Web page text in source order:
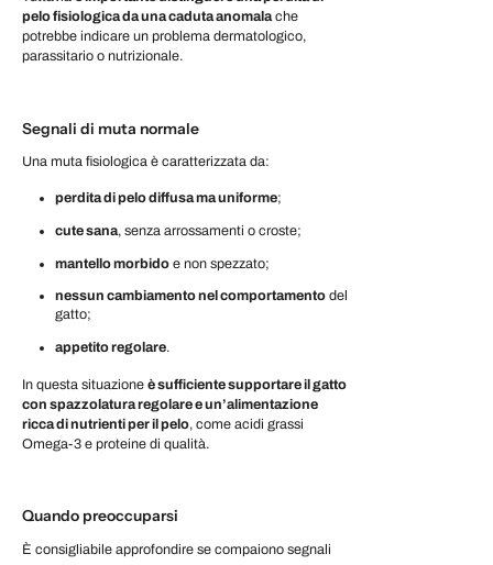
pelo fisiologica da una caduta anomalache
potrebbe indicare un problema dermatologico,
parassitario o nutrizionale.
Segnali di muta normale
Una muta fisiologica è caratterizzata da:
perdita di pelo diffusa ma uniforme;
cute sana, senza arrossamenti o croste;
mantello morbido e non spezzato;
nessun cambiamento nel comportamento del
gatto;
appetito regolare.
In questa situazione è sufficiente supportare il gatto
con spazzolatura regolare e un’alimentazione
ricca di nutrienti per il pelo, come acidi grassi
Omega-3 e proteine di qualità.
Quando preoccuparsi
È consigliabile approfondire se compaiono segnali